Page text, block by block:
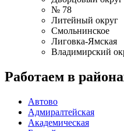
№ 78
Литейный округ
Смольнинское
Лиговка-Ямская
Владимирский
Работаем в
Автово
Адмиралтейская
Академическая